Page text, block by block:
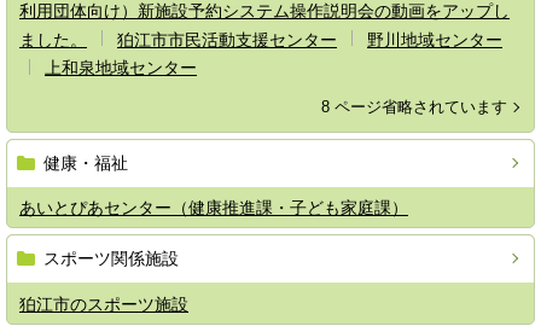
利用団体向け）新施設予約システム操作説明会の動画をアップし
ました。
狛江市市民活動支援センター
野川地域センター
上和泉地域センター
8 ページ省略されています
健康・福祉
あいとぴあセンター（健康推進課・子ども家庭課）
スポーツ関係施設
狛江市のスポーツ施設